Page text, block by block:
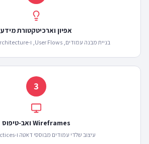
אפיון וארכיטקטורת מידע
בניית מבנה עמודים, User Flows, ו-Information Architecture.
3
Wireframes ואב-טיפוס
עיצוב שלדי עמודים מבוססי דאטה ו-best practices.